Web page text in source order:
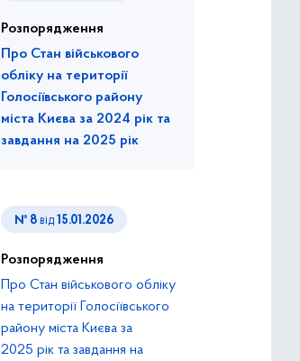
Розпорядження
Про Стан військового
обліку на території
Голосіївського району
міста Києва за 2024 рік та
завдання на 2025 рік
№ 8 від 15.01.2026
Розпорядження
Про Стан військового обліку
на території Голосіївського
району міста Києва за
2025 рік та завдання на